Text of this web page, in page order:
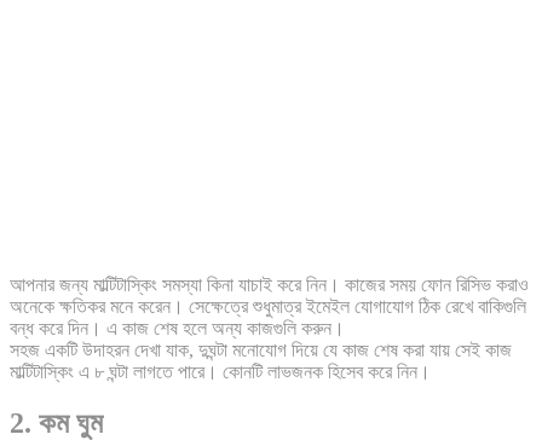
আপনার জন্য মাল্টিটাস্কিং সমস্যা কিনা যাচাই করে নিন। কাজের সময় ফোন রিসিভ করাও
অনেকে ক্ষতিকর মনে করেন। সেক্ষেত্রে শুধুমাত্র ইমেইল যোগাযোগ ঠিক রেখে বাকিগুলি
বন্ধ করে দিন। এ কাজ শেষ হলে অন্য কাজগুলি করুন।
সহজ একটি উদাহরন দেখা যাক, দুঘন্টা মনোযোগ দিয়ে যে কাজ শেষ করা যায় সেই কাজ
মাল্টিটাস্কিং এ ৮ ঘন্টা লাগতে পারে। কোনটি লাভজনক হিসেব করে নিন।
2. কম ঘুম